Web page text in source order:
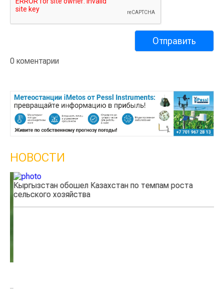
0 коментарии
НОВОСТИ
Кыргызстан обошел Казахстан по темпам роста
сельского хозяйства